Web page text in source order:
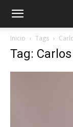
Inicio Tags
Tag: